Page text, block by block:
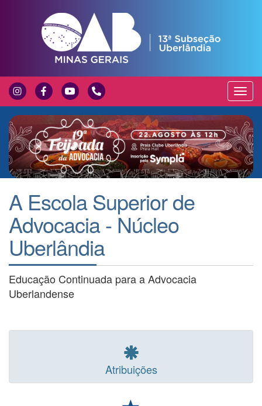
Exibir
A Escola Superior de
Advocacia - Núcleo
Uberlândia
Educação Continuada para a Advocacia
Uberlandense
Atribuições